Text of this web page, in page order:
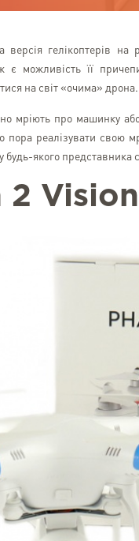
гелікоптерів на
є можливість її
на світ «очима» дрона.
мріють про машинку
пора реалізувати свою
якого представника
2 Vision